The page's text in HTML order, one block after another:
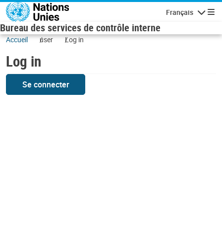
Skip to main content
Français
Bureau des services de contrôle interne
Accueil user Log in
Log in
Se connecter